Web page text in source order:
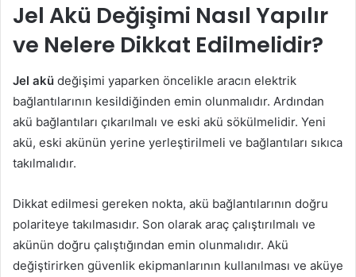
Jel Akü Değişimi Nasıl Yapılır
ve Nelere Dikkat Edilmelidir?
Jel akü değişimi yaparken öncelikle aracın elektrik
bağlantılarının kesildiğinden emin olunmalıdır. Ardından
akü bağlantıları çıkarılmalı ve eski akü sökülmelidir. Yeni
akü, eski akünün yerine yerleştirilmeli ve bağlantıları sıkıca
takılmalıdır.
Dikkat edilmesi gereken nokta, akü bağlantılarının doğru
polariteye takılmasıdır. Son olarak araç çalıştırılmalı ve
akünün doğru çalıştığından emin olunmalıdır. Akü
değiştirirken güvenlik ekipmanlarının kullanılması ve aküye